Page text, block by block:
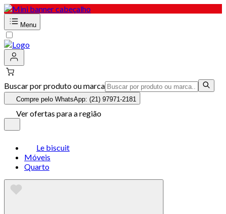
Menu
Buscar por produto ou marca
Compre pelo WhatsApp: (21) 97971-2181
Ver ofertas para a região
Le biscuit
Móveis
Quarto